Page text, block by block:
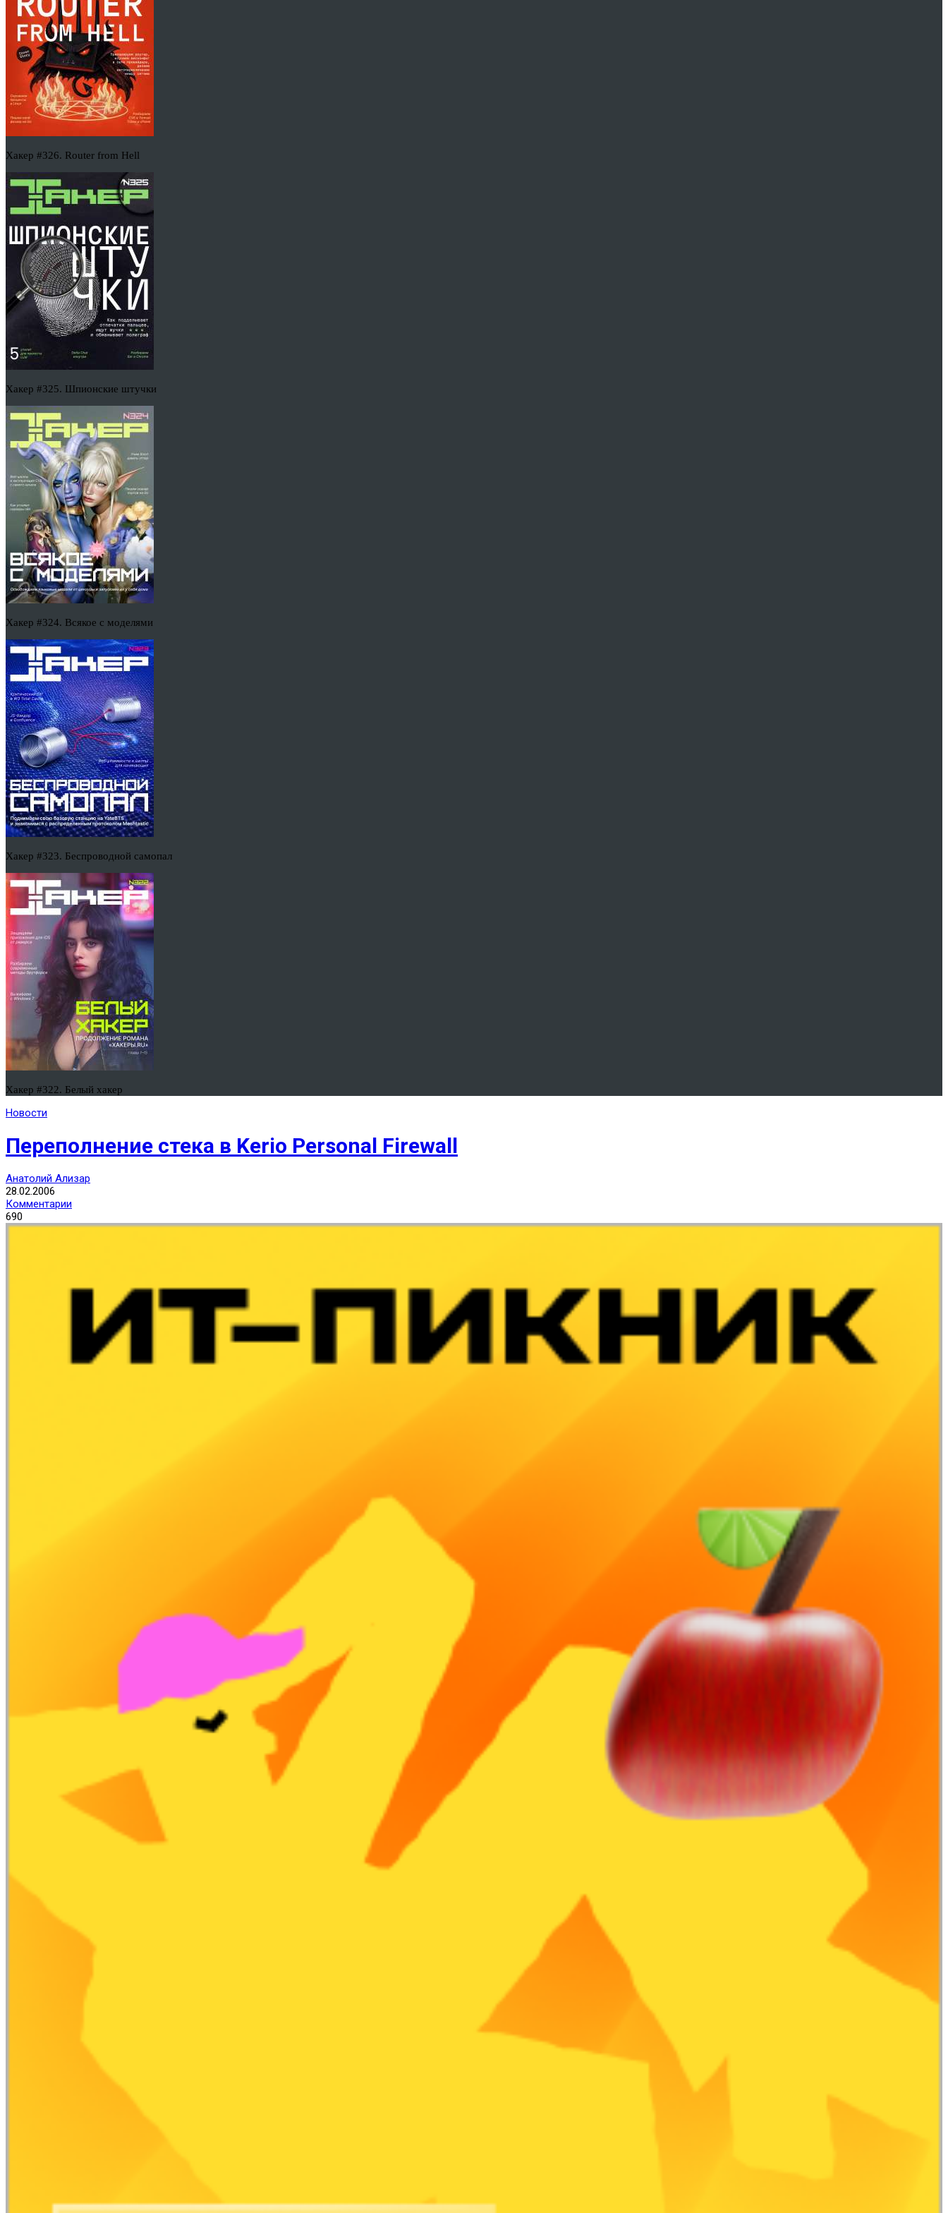
Хакер #326. Router from Hell
Хакер #325. Шпионские штучки
Хакер #324. Всякое с моделями
Хакер #323. Беспроводной самопал
Хакер #322. Белый хакер
Новости
Переполнение стека в Kerio Personal Firewall
Анатолий Ализар
28.02.2006
Комментарии
690